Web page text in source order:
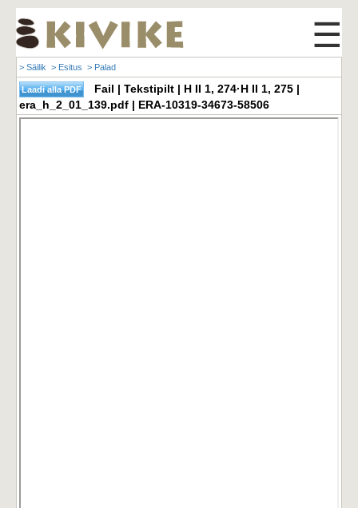
☰
> Säilik > Esitus > Palad
Fail | Tekstipilt | H II 1, 274·H II 1, 275 |
era_h_2_01_139.pdf | ERA-10319-34673-58506